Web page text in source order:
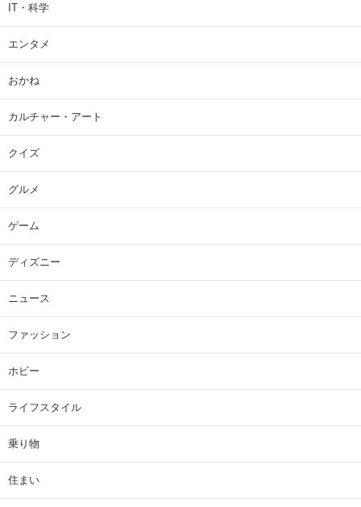
IT・科学
エンタメ
おかね
カルチャー・アート
クイズ
グルメ
ゲーム
ディズニー
ニュース
ファッション
ホビー
ライフスタイル
乗り物
住まい